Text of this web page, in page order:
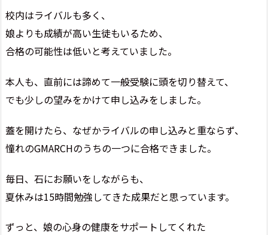
校内はライバルも多く、
娘よりも成績が高い生徒もいるため、
合格の可能性は低いと考えていました。
本人も、直前には諦めて一般受験に頭を切り替えて、
でも少しの望みをかけて申し込みをしました。
蓋を開けたら、なぜかライバルの申し込みと重ならず、
憧れのGMARCHのうちの一つに合格できました。
毎日、石にお願いをしながらも、
夏休みは15時間勉強してきた成果だと思っています。
ずっと、娘の心身の健康をサポートしてくれた